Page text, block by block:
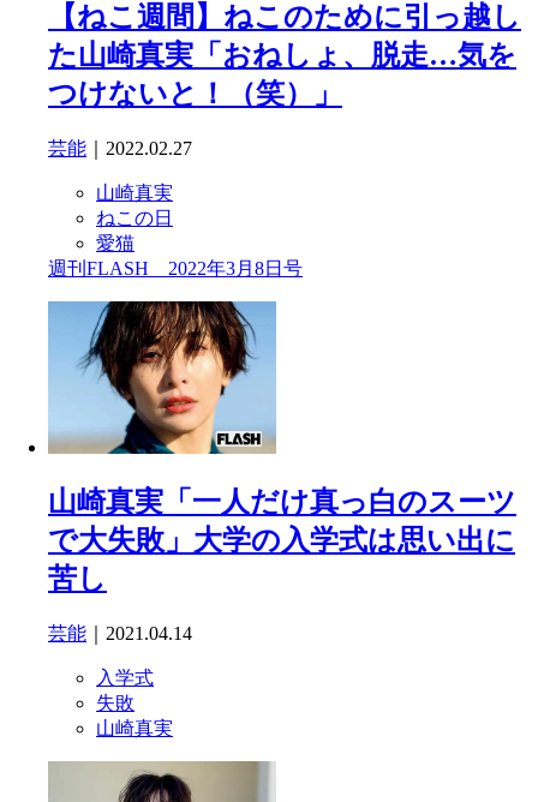
【ねこ週間】ねこのために引っ越し
た山崎真実「おねしょ、脱走…気を
つけないと！（笑）」
芸能 ｜2022.02.27
山崎真実
ねこの日
愛猫
週刊FLASH 2022年3月8日号
山崎真実「一人だけ真っ白のスーツ
で大失敗」大学の入学式は思い出に
苦し
芸能 ｜2021.04.14
入学式
失敗
山崎真実